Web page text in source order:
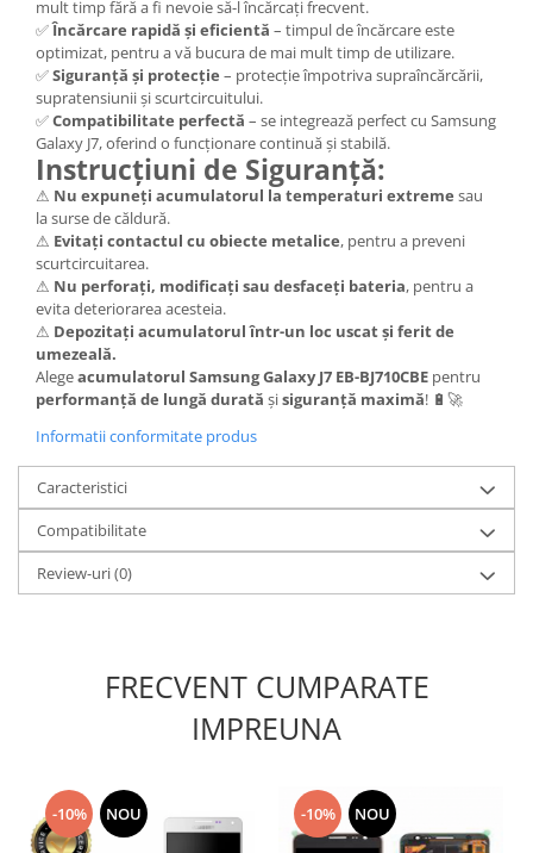
Lenovo
LG
Motorola
Nokia
Oppo
Samsung
Sony
Vodafone
Wiko
Xiaomi
ZTE
Mufa incarcare
Allview
Asus
Lenovo
Nokia
Samsung
Placi de baza
Placa de baza Allview
Nokia
Oppo
mult timp fără a fi nevoie să-l încărcați frecvent.
✅Încărcare rapidă și eficientă – timpul de încărcare este
optimizat, pentru a vă bucura de mai mult timp de utilizare.
✅Siguranță și protecție – protecție împotriva supraîncărcării,
supratensiunii și scurtcircuitului.
✅Compatibilitate perfectă – se integrează perfect cu Samsung
Galaxy J7, oferind o funcționare continuă și stabilă.
Instrucțiuni de Siguranță:
⚠ Nu expuneți acumulatorul la temperaturi extreme sau
la surse de căldură.
⚠ Evitați contactul cu obiecte metalice, pentru a preveni
scurtcircuitarea.
⚠ Nu perforați, modificați sau desfaceți bateria, pentru a
evita deteriorarea acesteia.
⚠ Depozitați acumulatorul într-un loc uscat și ferit de
umezeală.
Alegeacumulatorul Samsung Galaxy J7 EB-BJ710CBE pentru
performanță de lungă durată șisiguranță maximă! 🔋🚀
Informatii conformitate produs
Caracteristici
Compatibilitate
Review-uri(0)
FRECVENT CUMPARATE
IMPREUNA
-10% NOU -10% NOU